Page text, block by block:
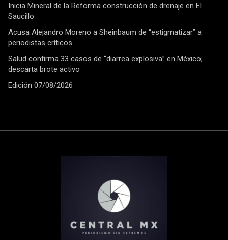
Inicia Mineral de la Reforma construcción de drenaje en El
Saucillo.
Acusa Alejandro Moreno a Sheinbaum de “estigmatizar” a
periodistas críticos.
Salud confirma 33 casos de “diarrea explosiva” en México;
descarta brote activo
Edición 07/08/2026